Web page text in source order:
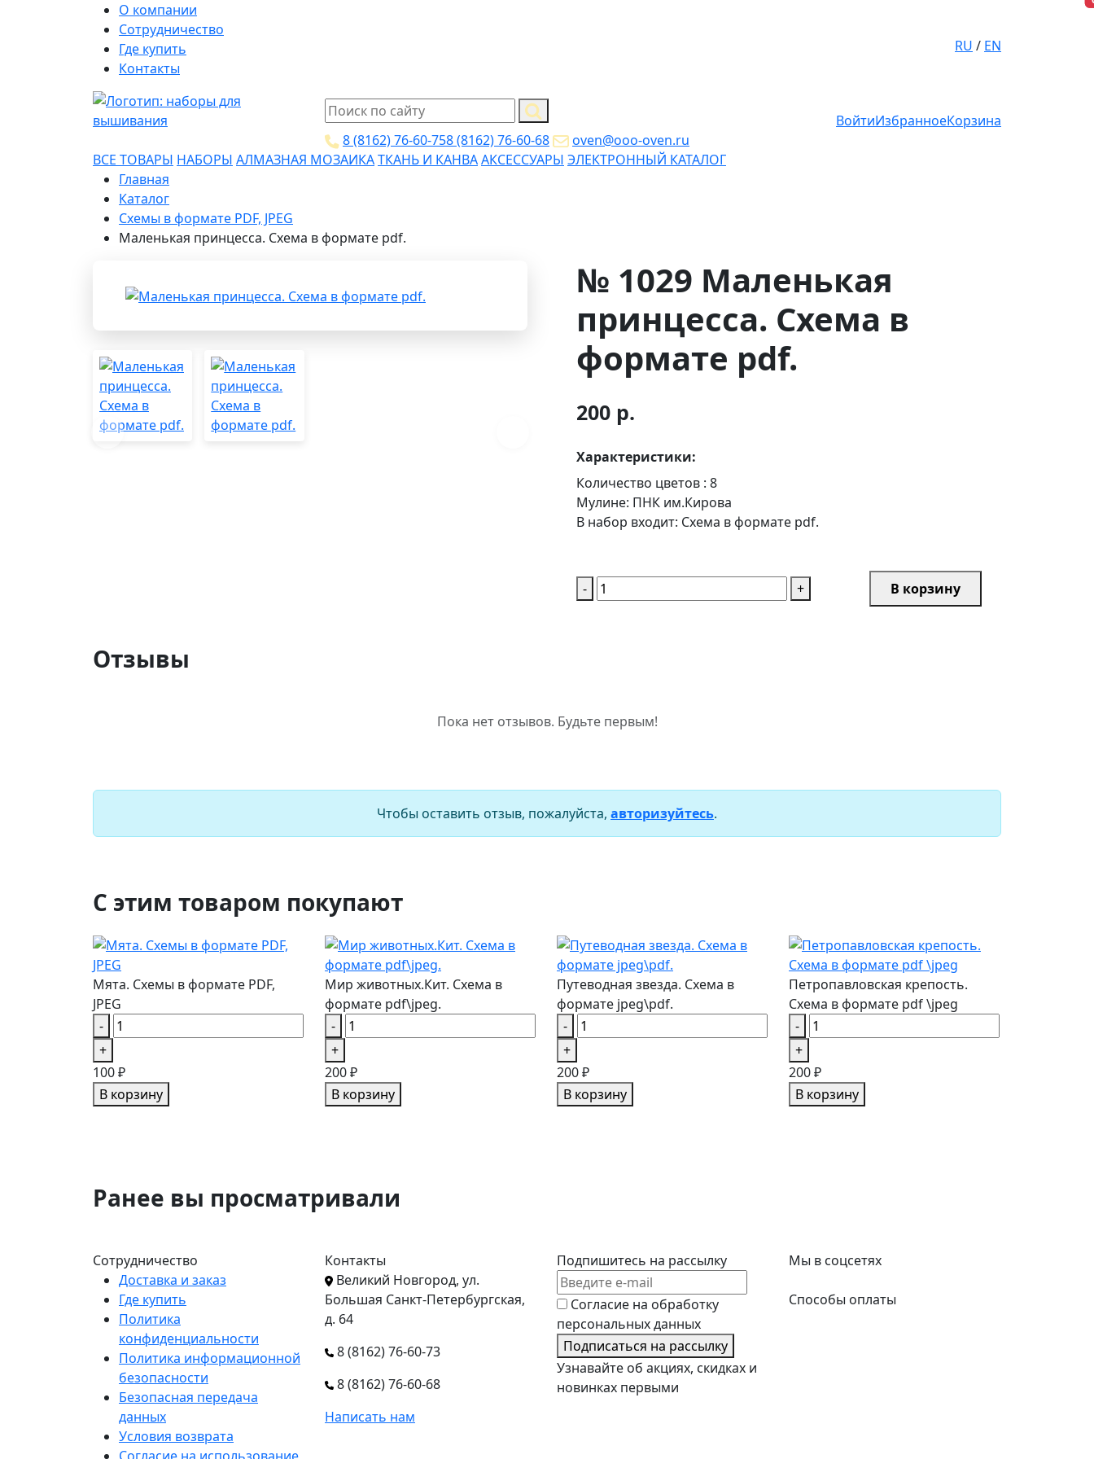
О компании
Сотрудничество
Где купить
Контакты
RU / EN
ВойтиИзбранноеКорзина
8 (8162) 76-60-758 (8162) 76-60-68
oven@ooo-oven.ru
ВСЕ ТОВАРЫ НАБОРЫ АЛМАЗНАЯ МОЗАИКАТКАНЬ И КАНВААКСЕССУАРЫ ЭЛЕКТРОННЫЙ КАТАЛОГ
Главная
Каталог
Схемы в формате PDF, JPEG
Маленькая принцесса. Схема в формате pdf.
№ 1029 Маленькая
принцесса. Схема в
формате pdf.
200 р.
Характеристики:
Количество цветов : 8
Мулине: ПНК им.Кирова
В набор входит: Схема в формате pdf.
- + В корзину
Отзывы
Пока нет отзывов. Будьте первым!
Чтобы оставить отзыв, пожалуйста, авторизуйтесь.
С этим товаром покупают
Мята. Схемы в формате PDF,
JPEG
-
+
100 ₽
В корзину
Мир животных.Кит. Схема в
формате pdf\jpeg.
-
+
200 ₽
В корзину
Путеводная звезда. Схема в
формате jpeg\pdf.
-
+
200 ₽
В корзину
Петропавловская крепость.
Схема в формате pdf \jpeg
-
+
200 ₽
В корзину
Ранее вы просматривали
Сотрудничество
Доставка и заказ
Где купить
Политика
конфиденциальности
Политика информационной
безопасности
Безопасная передача
данных
Условия возврата
Контакты
Великий Новгород, ул.
Большая Санкт-Петербургская,
д. 64
8 (8162) 76-60-73
8 (8162) 76-60-68
Написать нам
Подпишитесь на рассылку
Согласие на обработку
персональных данных
Подписаться на рассылку
Узнавайте об акциях, скидках и
новинках первыми
Мы в соцсетях
Способы оплаты